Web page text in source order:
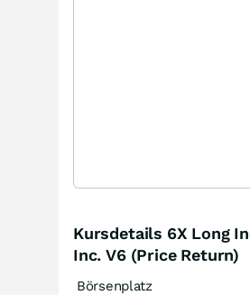
Kursdetails 6X Long
Inc. V6 (Price Return)
Börsenplatz